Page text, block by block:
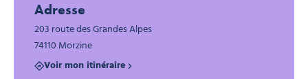
Adresse
203 route des Grandes Alpes
74110 Morzine
Voir mon itinéraire